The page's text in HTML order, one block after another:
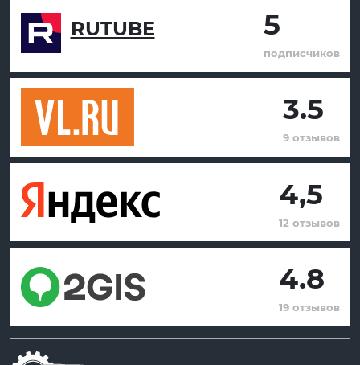
RUTUBE 5
подписчиков
3.5
9 отзывов
4,5
12 отзывов
4.8
19 отзывов